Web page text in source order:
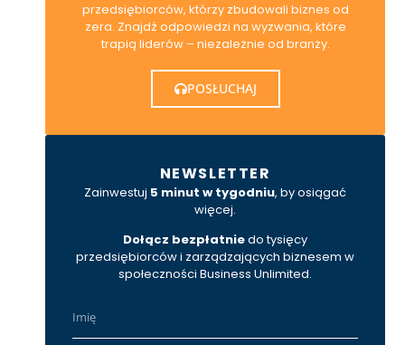
przedsiębiorców, którzy zbudowali biznes od
zera. Znajdź odpowiedzi na wyzwania, które
trapią liderów – niezależnie od branży.
POSŁUCHAJ
NEWSLETTER
Zainwestuj 5 minut w tygodniu, by osiągać
więcej.
Dołącz bezpłatniedo tysięcy
przedsiębiorców i zarządzających biznesem w
społeczności Business Unlimited.